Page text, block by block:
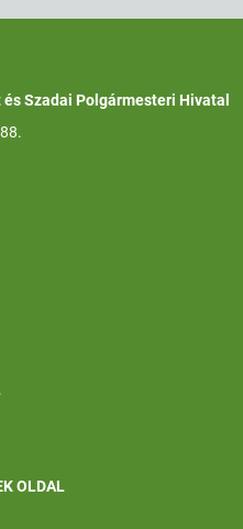
Szadai Polgármesteri Hivatal
OLDAL